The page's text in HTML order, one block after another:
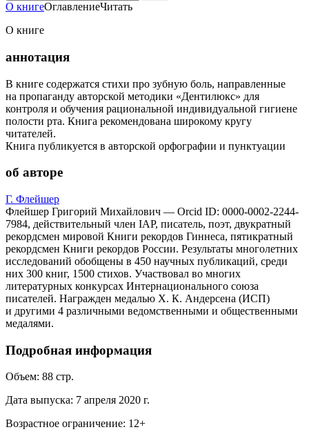
О книгеОглавлениеЧитать
О книге
аннотация
В книге содержатся стихи про зубную боль, направленные
на пропаганду авторской методики «Дентилюкс» для
контроля и обучения рациональной индивидуальной гигиене
полости рта. Книга рекомендована широкому кругу
читателей.
Книга публикуется в авторской орфографии и пунктуации
об авторе
Г. Флейшер
Флейшер Григорий Михайлович — Orcid ID: 0000-0002-2244-
7984, действительный член IAP, писатель, поэт, двукратный
рекордсмен мировой Книги рекордов Гиннеса, пятикратный
рекордсмен Книги рекордов России. Результаты многолетних
исследований обобщены в 450 научных публикаций, среди
них 300 книг, 1500 стихов. Участвовал во многих
литературных конкурсах Интернационального союза
писателей. Награжден медалью Х. К. Андерсена (ИСП)
и другими 4 различными ведомственными и общественными
медалями.
Подробная информация
Объем: 88 стр.
Дата выпуска: 7 апреля 2020 г.
Возрастное ограничение: 12+